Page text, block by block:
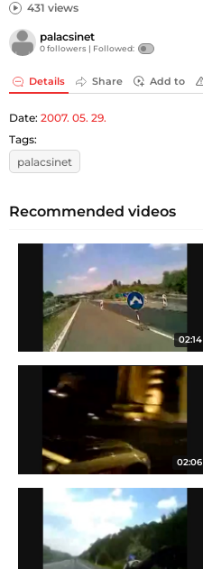
431 views
palacsinet
0 followers | Followed:
Details Share Add to
Date: 2007. 05. 29.
Tags:
palacsinet
Recommended videos
02:14
02:06